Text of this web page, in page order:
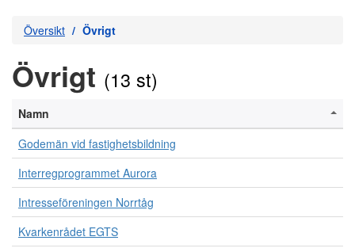
Översikt Övrigt
Övrigt (13 st)
Namn
Godemän vid fastighetsbildning
Interregprogrammet Aurora
Intresseföreningen Norrtåg
Kvarkenrådet EGTS